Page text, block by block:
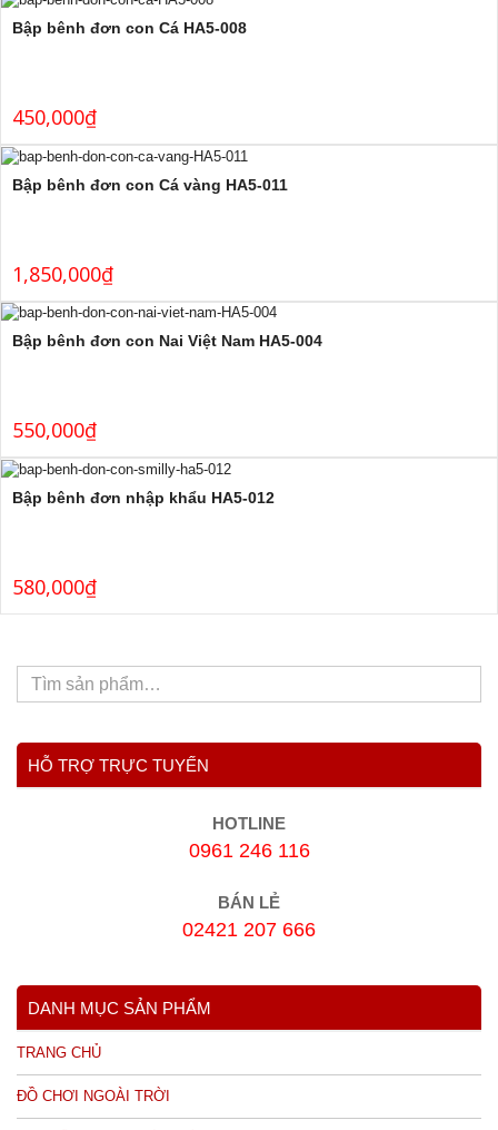
Bập bênh đơn con Cá HA5-008
450,000₫
Bập bênh đơn con Cá vàng HA5-011
1,850,000₫
Bập bênh đơn con Nai Việt Nam HA5-004
550,000₫
Bập bênh đơn nhập khẩu HA5-012
580,000₫
HỖ TRỢ TRỰC TUYẾN
HOTLINE
0961 246 116
BÁN LẺ
02421 207 666
DANH MỤC SẢN PHẨM
TRANG CHỦ
ĐỒ CHƠI NGOÀI TRỜI